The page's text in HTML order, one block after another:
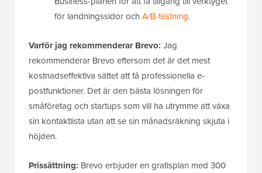
för landningssidor ochA/B-testning.
Varför jag rekommenderar Brevo: Jag
rekommenderar Brevo eftersom det är det mest
kostnadseffektiva sättet att få professionella e-
postfunktioner. Det är den bästa lösningen för
småföretag och startups som vill ha utrymme att växa
sin kontaktlista utan att se sin månadsräkning skjuta i
höjden.
Prissättning: Brevo erbjuder en gratisplan med 300